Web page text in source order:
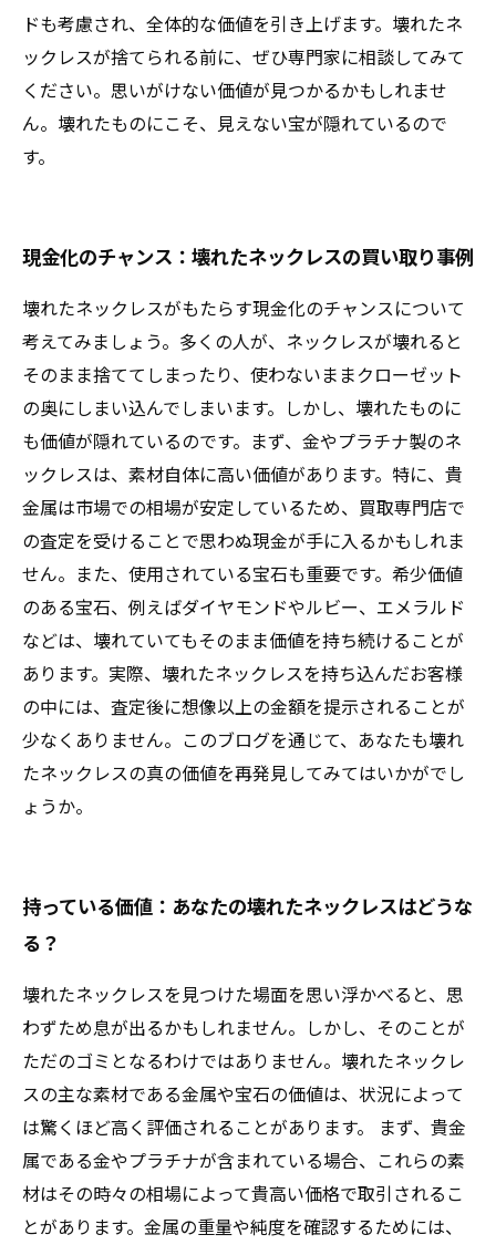
ドも考慮され、全体的な価値を引き上げます。壊れたネ
ックレスが捨てられる前に、ぜひ専門家に相談してみて
ください。思いがけない価値が見つかるかもしれませ
ん。壊れたものにこそ、見えない宝が隠れているので
す。
現金化のチャンス：壊れたネックレスの買い取り事例
壊れたネックレスがもたらす現金化のチャンスについて
考えてみましょう。多くの人が、ネックレスが壊れると
そのまま捨ててしまったり、使わないままクローゼット
の奥にしまい込んでしまいます。しかし、壊れたものに
も価値が隠れているのです。まず、金やプラチナ製のネ
ックレスは、素材自体に高い価値があります。特に、貴
金属は市場での相場が安定しているため、買取専門店で
の査定を受けることで思わぬ現金が手に入るかもしれま
せん。また、使用されている宝石も重要です。希少価値
のある宝石、例えばダイヤモンドやルビー、エメラルド
などは、壊れていてもそのまま価値を持ち続けることが
あります。実際、壊れたネックレスを持ち込んだお客様
の中には、査定後に想像以上の金額を提示されることが
少なくありません。このブログを通じて、あなたも壊れ
たネックレスの真の価値を再発見してみてはいかがでし
ょうか。
持っている価値：あなたの壊れたネックレスはどうな
る？
壊れたネックレスを見つけた場面を思い浮かべると、思
わずため息が出るかもしれません。しかし、そのことが
ただのゴミとなるわけではありません。壊れたネックレ
スの主な素材である金属や宝石の価値は、状況によって
は驚くほど高く評価されることがあります。 まず、貴金
属である金やプラチナが含まれている場合、これらの素
材はその時々の相場によって貴高い価格で取引されるこ
とがあります。金属の重量や純度を確認するためには、